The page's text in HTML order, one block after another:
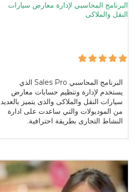
البرنامج المحاسبي لإدارة معارض سيارات
النقل والملاكى
البرنامج المحاسبي Sales Pro الذي
يستخدم لإدارة وتنظيم حسابات معارض
سيارات النقل والملاكى والذى يتميز بالعديد
من الموديولات والتي ساعدت على ادارة
النشاط التجارى بطريقة احترافية.